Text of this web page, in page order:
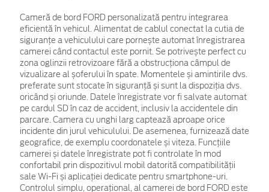
Cameră de bord FORD personalizată pentru integrarea
eficientă în vehicul. Alimentat de cablul conectat la cutia de
siguranțe a vehiculului care pornește automat înregistrarea
camerei când contactul este pornit. Se potrivește perfect cu
zona oglinzii retrovizoare fără a obstrucționa câmpul de
vizualizare al șoferului în spate. Momentele și amintirile dvs.
preferate sunt stocate în siguranță și sunt la dispoziția dvs.
oricând și oriunde. Datele înregistrate vor fi salvate automat
pe cardul SD în caz de accident, inclusiv la accidentele din
parcare. Camera cu unghi larg captează aproape orice
incidente din jurul vehiculului. De asemenea, furnizează date
geografice, de exemplu coordonatele și viteza. Funcțiile
camerei și datele înregistrate pot fi controlate în mod
confortabil prin dispozitivul mobil datorită compatibilității
sale Wi-Fi și aplicației dedicate pentru smartphone-uri.
Controlul simplu, operațional, al camerei de bord FORD este